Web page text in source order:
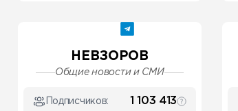
НЕВЗОРОВ
Общие новости и СМИ
Подписчиков: 1 103 413